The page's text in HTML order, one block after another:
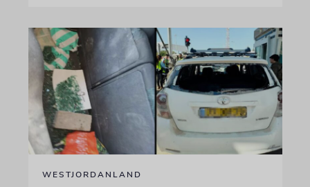
WESTJORDANLAND